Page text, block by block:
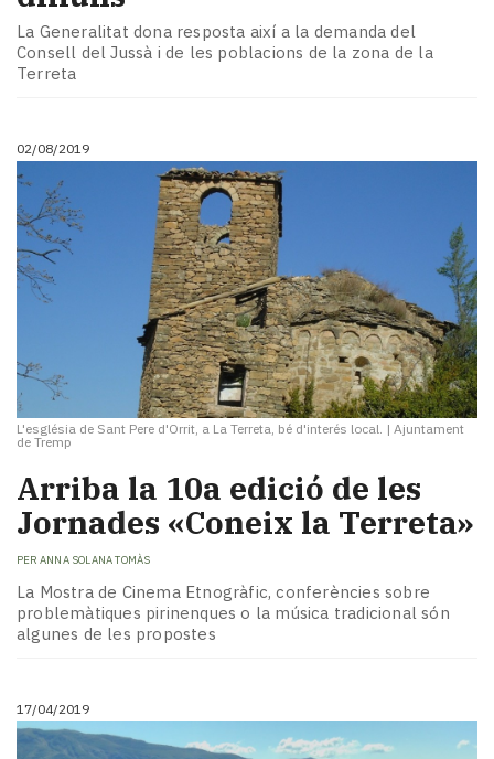
La Generalitat dona resposta així a la demanda del
Consell del Jussà i de les poblacions de la zona de la
Terreta
02/08/2019
L'església de Sant Pere d'Orrit, a La Terreta, bé d'interés local. | Ajuntament
de Tremp
Arriba la 10a edició de les
Jornades «Coneix la Terreta»
PER ANNA SOLANA TOMÀS
La Mostra de Cinema Etnogràfic, conferències sobre
problemàtiques pirinenques o la música tradicional són
algunes de les propostes
17/04/2019